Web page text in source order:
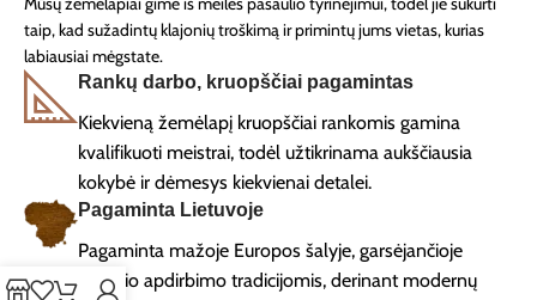
taip, kad sužadintų klajonių troškimą ir primintų jums vietas, kurias
labiausiai mėgstate.
Rankų darbo, kruopščiai pagamintas
Kiekvieną žemėlapį kruopščiai rankomis gamina
kvalifikuoti meistrai, todėl užtikrinama aukščiausia
kokybė ir dėmesys kiekvienai detalei.
Pagaminta Lietuvoje
Pagaminta mažoje Europos šalyje, garsėjančioje
medžio apdirbimo tradicijomis, derinant modernų